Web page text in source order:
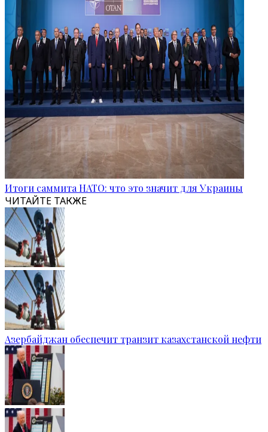
Итоги саммита НАТО: что это значит для Украины
ЧИТАЙТЕ ТАКЖЕ
Азербайджан обеспечит транзит казахстанской нефти